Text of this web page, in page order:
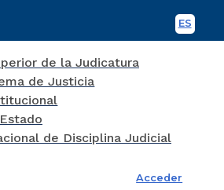
ES
Acceder